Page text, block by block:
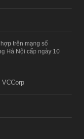
trên mạng số
Hà Nội cấp ngày 10